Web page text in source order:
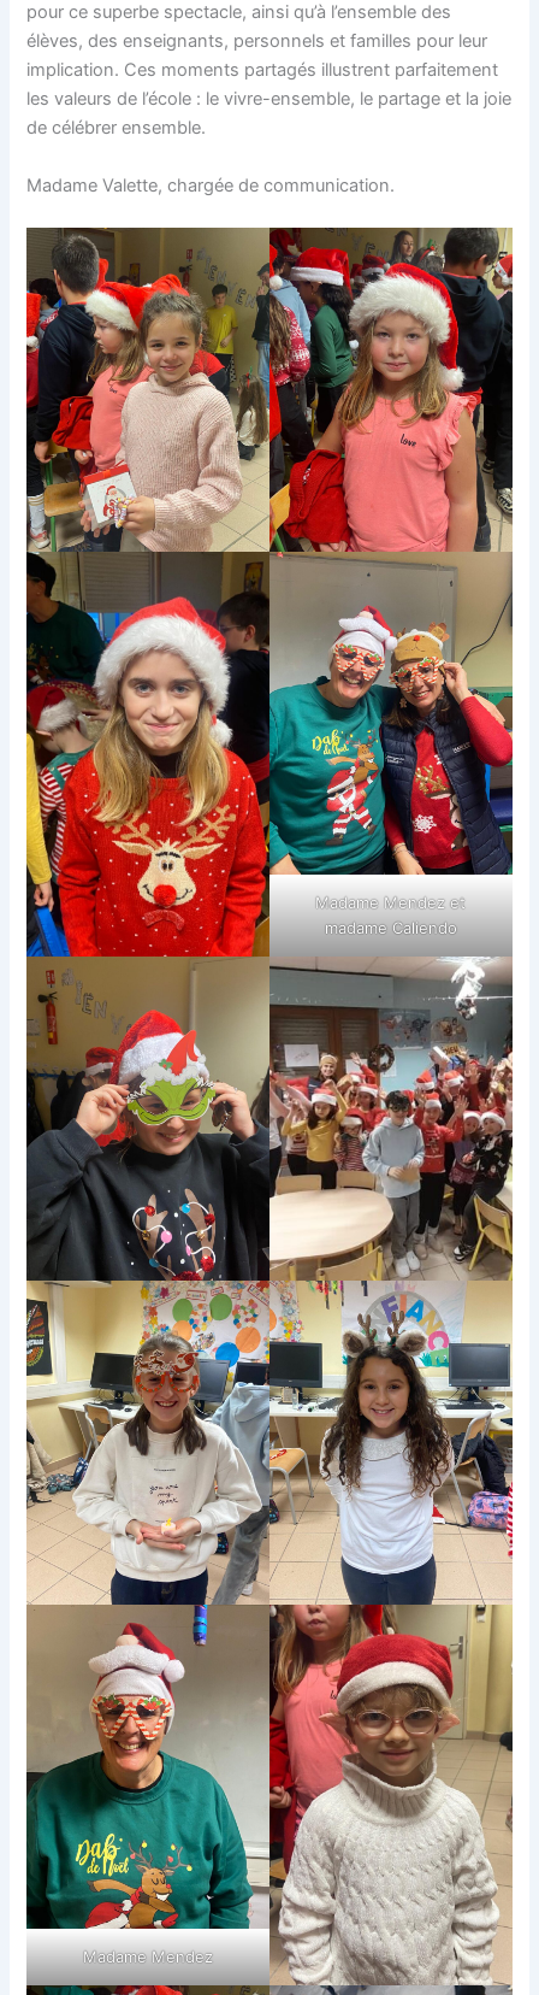
pour ce superbe spectacle, ainsi qu’à l’ensemble des
élèves, des enseignants, personnels et familles pour leur
implication. Ces moments partagés illustrent parfaitement
les valeurs de l’école : le vivre-ensemble, le partage et la joie
de célébrer ensemble.
Madame Valette, chargée de communication.
Madame Mendez et
madame Caliendo
Madame Mendez